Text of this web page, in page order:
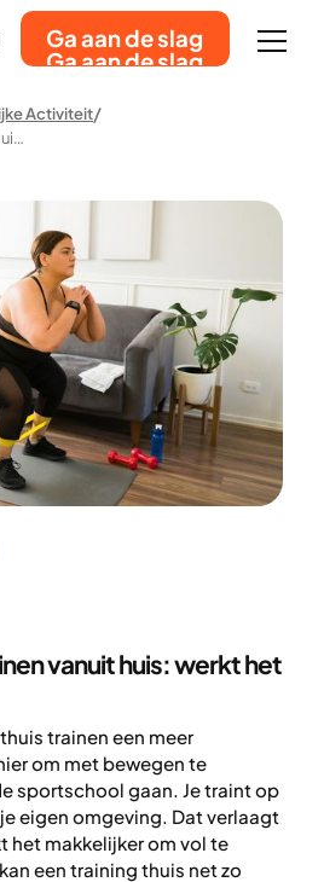
Ga aan de slag
Ga aan de slag
Activiteit
Afvallen Met Trainen Vanuit Huis: Werkt Het Echt?
vanuit huis: werkt het
trainen een meer
om met bewegen te
sportschool gaan. Je traint op
eigen omgeving. Dat verlaagt
het makkelijker om vol te
een training thuis net zo